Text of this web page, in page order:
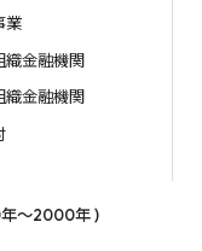
業
織金融機関
織金融機関
～2000年 )